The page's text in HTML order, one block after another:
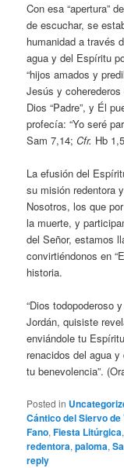
Con esa “apertura”
de escuchar, se
humanidad a través
agua y del Espíritu
“hijos amados y
Jesús y
Dios “Padre”, y Él
profecía: “Yo seré
Sam 7,14;Cfr. Hb
La efusión del
su misión redentora
Nosotros, los que
la muerte, y
del Señor, estamos
convirtiéndonos en
historia.
“Dios todopoderoso
Jordán, quisiste
enviándole tu
renacidos del agua
tu benevolencia”.
Posted in
Cántico del Siervo de
Fano,Fiesta Litúrgica
redentora,paloma,
reply